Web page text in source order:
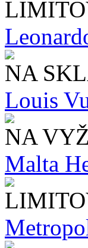
NA
Louis
NA
Malta